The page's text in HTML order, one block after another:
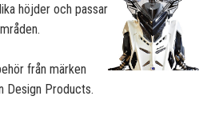
höjder och passar
från märken
Design Products.